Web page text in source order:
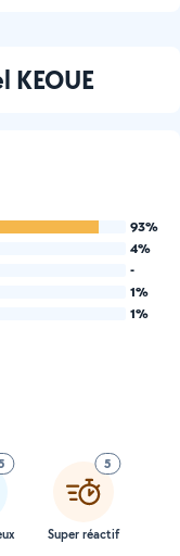
KEOUE
93%
4%
-
1%
1%
5
Super réactif